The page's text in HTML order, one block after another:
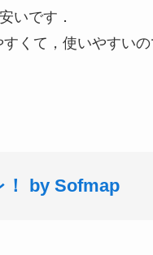
いです．
くて，使いやすい
！ by Sofmap